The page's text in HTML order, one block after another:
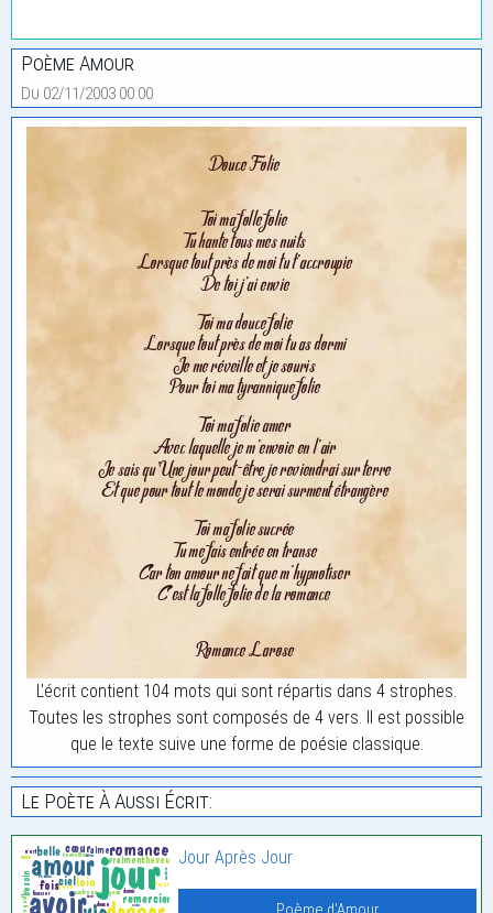
Poème Amour
Du 02/11/2003 00:00
L'écrit contient 104 mots qui sont répartis dans 4 strophes.
Toutes les strophes sont composés de 4 vers. Il est possible
que le texte suive une forme de poésie classique.
Le Poète À Aussi Écrit:
Jour Après Jour